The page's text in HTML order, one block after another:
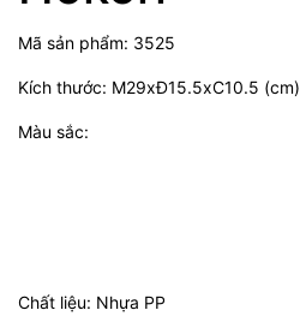
Mã sản phẩm: 3525
Kích thước: M29xĐ15.5xC10.5 (cm)
Màu sắc:
Chất liệu: Nhựa PP